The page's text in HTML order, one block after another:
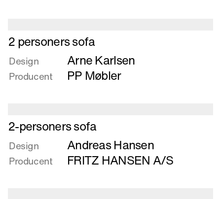
Læs
mere
om
2
personers
2 personers sofa
Design Arne Karlsen
Producent PP Møbler
Læs
mere
om
2-
personers
2-personers sofa
Design Andreas Hansen
Producent FRITZ HANSEN A/S